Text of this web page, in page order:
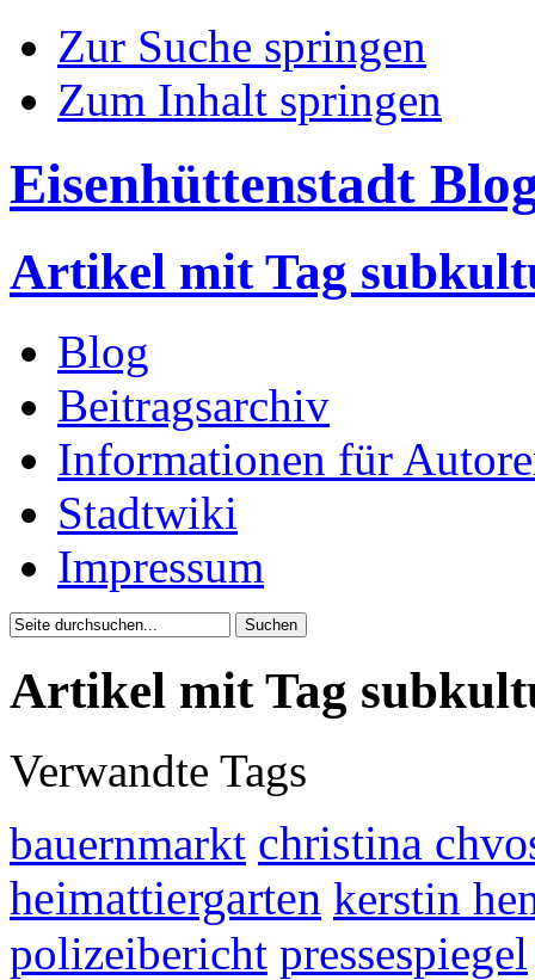
Zur Suche springen
Zum Inhalt springen
Eisenhüttenstadt
Artikel mit Tag
Blog
Beitragsarchiv
Informationen für
Stadtwiki
Impressum
Artikel mit Tag
Verwandte Tags
bauernmarkt christina
heimattiergarten kerstin
polizeibericht pressespiegel